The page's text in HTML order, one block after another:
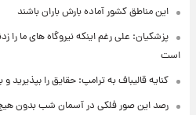
این مناطق کشور آماده بارش باران باشند
پزشکیان: علی رغم اینکه نیروگاه های ما را
است
کنایه قالیباف به ترامپ: حقایق را
رصد این صور فلکی در آسمان شب بدون